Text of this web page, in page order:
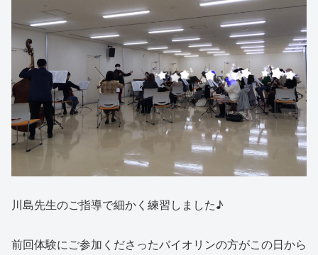
川島先生のご指導で細かく練習しました♪
前回体験にご参加くださったバイオリンの方がこの日から